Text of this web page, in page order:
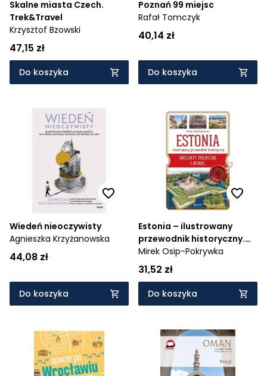
Skalne miasta Czech.
Trek&Travel
Krzysztof Bzowski
47,15 zł
Do koszyka
Poznań 99 miejsc
Rafał Tomczyk
40,14 zł
Do koszyka
Wiedeń nieoczywisty
Agnieszka Krzyżanowska
44,08 zł
Do koszyka
Estonia – ilustrowany
przewodnik historyczny.
Inflanty Północne i Rewal
Mirek Osip-Pokrywka
31,52 zł
Do koszyka